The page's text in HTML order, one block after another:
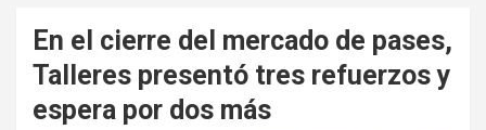
En el cierre del mercado de pases,
Talleres presentó tres refuerzos y
espera por dos más